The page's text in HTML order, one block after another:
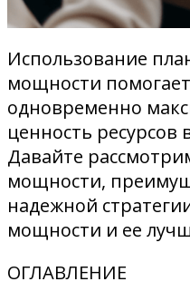
Использование
мощности
одновременно
ценность ресурсов
Давайте
мощности,
надежной
мощности и ее
ОГЛАВЛЕНИЕ